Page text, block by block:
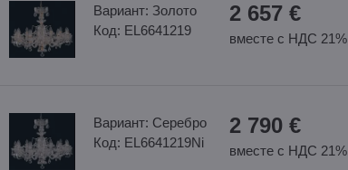
Вариант: Золотo
Код: EL6641219
2 657 €
вместе с НДС 21%
Вариант: Cеребро
Код: EL6641219Ni
2 790 €
вместе с НДС 21%